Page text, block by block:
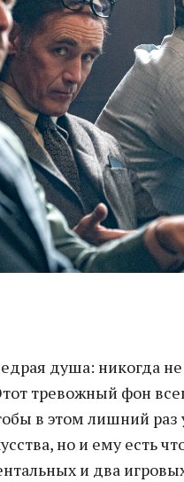
душа: никогда
тревожный фон
в этом лишний
но и ему есть
и два